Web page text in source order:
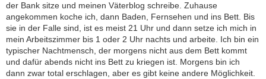
der Bank sitze und meinen Väterblog schreibe. Zuhause
angekommen koche ich, dann Baden, Fernsehen und ins Bett. Bis
sie in der Falle sind, ist es meist 21 Uhr und dann setze ich mich in
mein Arbeitszimmer bis 1 oder 2 Uhr nachts und arbeite. Ich bin ein
typischer Nachtmensch, der morgens nicht aus dem Bett kommt
und dafür abends nicht ins Bett zu kriegen ist. Morgens bin ich
dann zwar total erschlagen, aber es gibt keine andere Möglichkeit.